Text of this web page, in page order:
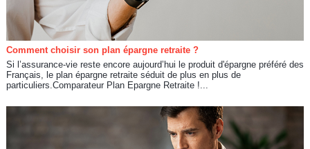
Comment choisir son plan épargne retraite ?
Si l’assurance-vie reste encore aujourd’hui le produit d'épargne préféré des
Français, le plan épargne retraite séduit de plus en plus de
particuliers.Comparateur Plan Epargne Retraite !...